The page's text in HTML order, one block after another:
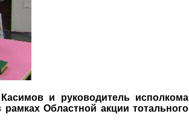
и руководитель исполкома
Областной акции тотального